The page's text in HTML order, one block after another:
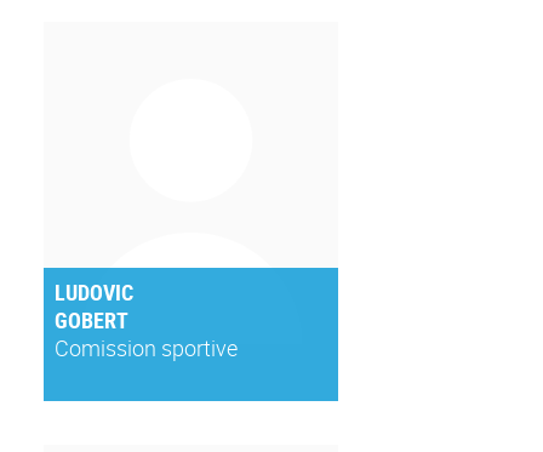
LUDOVIC
GOBERT
Comission sportive